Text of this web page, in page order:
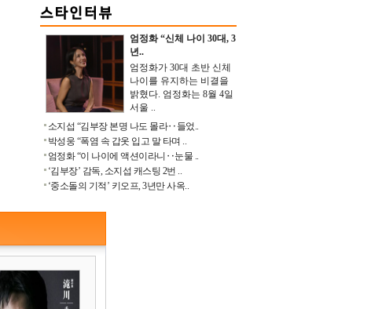
엄정화 “신체 나이 30대, 3
년..
엄정화가 30대 초반 신체
나이를 유지하는 비결을
밝혔다. 엄정화는 8월 4일
서울 ..
소지섭 “김부장 본명 나도 몰라‥들었..
박성웅 “폭염 속 갑옷 입고 말 타며 ..
엄정화 “이 나이에 액션이라니‥눈물 ..
‘김부장’ 감독, 소지섭 캐스팅 2번 ..
‘중소돌의 기적’ 키오프, 3년만 사옥..